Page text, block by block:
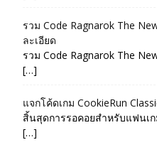
รวม Code Ragnarok The
ละเอียด
รวม Code Ragnarok The
[…]
แจกโค้ดเกม CookieRun
สิ้นสุดการรอคอยสำหรับแฟนเ
[…]